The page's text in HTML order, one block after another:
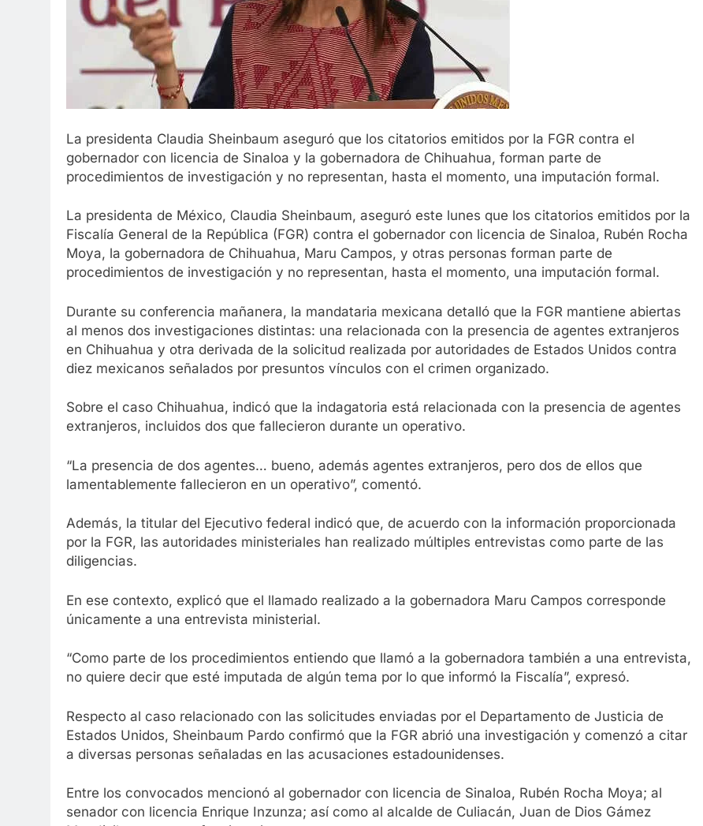
La presidenta Claudia Sheinbaum aseguró que los citatorios emitidos por la FGR contra el
gobernador con licencia de Sinaloa y la gobernadora de Chihuahua, forman parte de
procedimientos de investigación y no representan, hasta el momento, una imputación formal.
La presidenta de México, Claudia Sheinbaum, aseguró este lunes que los citatorios emitidos por la
Fiscalía General de la República (FGR) contra el gobernador con licencia de Sinaloa, Rubén Rocha
Moya, la gobernadora de Chihuahua, Maru Campos, y otras personas forman parte de
procedimientos de investigación y no representan, hasta el momento, una imputación formal.
Durante su conferencia mañanera, la mandataria mexicana detalló que la FGR mantiene abiertas
al menos dos investigaciones distintas: una relacionada con la presencia de agentes extranjeros
en Chihuahua y otra derivada de la solicitud realizada por autoridades de Estados Unidos contra
diez mexicanos señalados por presuntos vínculos con el crimen organizado.
Sobre el caso Chihuahua, indicó que la indagatoria está relacionada con la presencia de agentes
extranjeros, incluidos dos que fallecieron durante un operativo.
“La presencia de dos agentes… bueno, además agentes extranjeros, pero dos de ellos que
lamentablemente fallecieron en un operativo”, comentó.
Además, la titular del Ejecutivo federal indicó que, de acuerdo con la información proporcionada
por la FGR, las autoridades ministeriales han realizado múltiples entrevistas como parte de las
diligencias.
En ese contexto, explicó que el llamado realizado a la gobernadora Maru Campos corresponde
únicamente a una entrevista ministerial.
“Como parte de los procedimientos entiendo que llamó a la gobernadora también a una entrevista,
no quiere decir que esté imputada de algún tema por lo que informó la Fiscalía”, expresó.
Respecto al caso relacionado con las solicitudes enviadas por el Departamento de Justicia de
Estados Unidos, Sheinbaum Pardo confirmó que la FGR abrió una investigación y comenzó a citar
a diversas personas señaladas en las acusaciones estadounidenses.
Entre los convocados mencionó al gobernador con licencia de Sinaloa, Rubén Rocha Moya; al
senador con licencia Enrique Inzunza; así como al alcalde de Culiacán, Juan de Dios Gámez